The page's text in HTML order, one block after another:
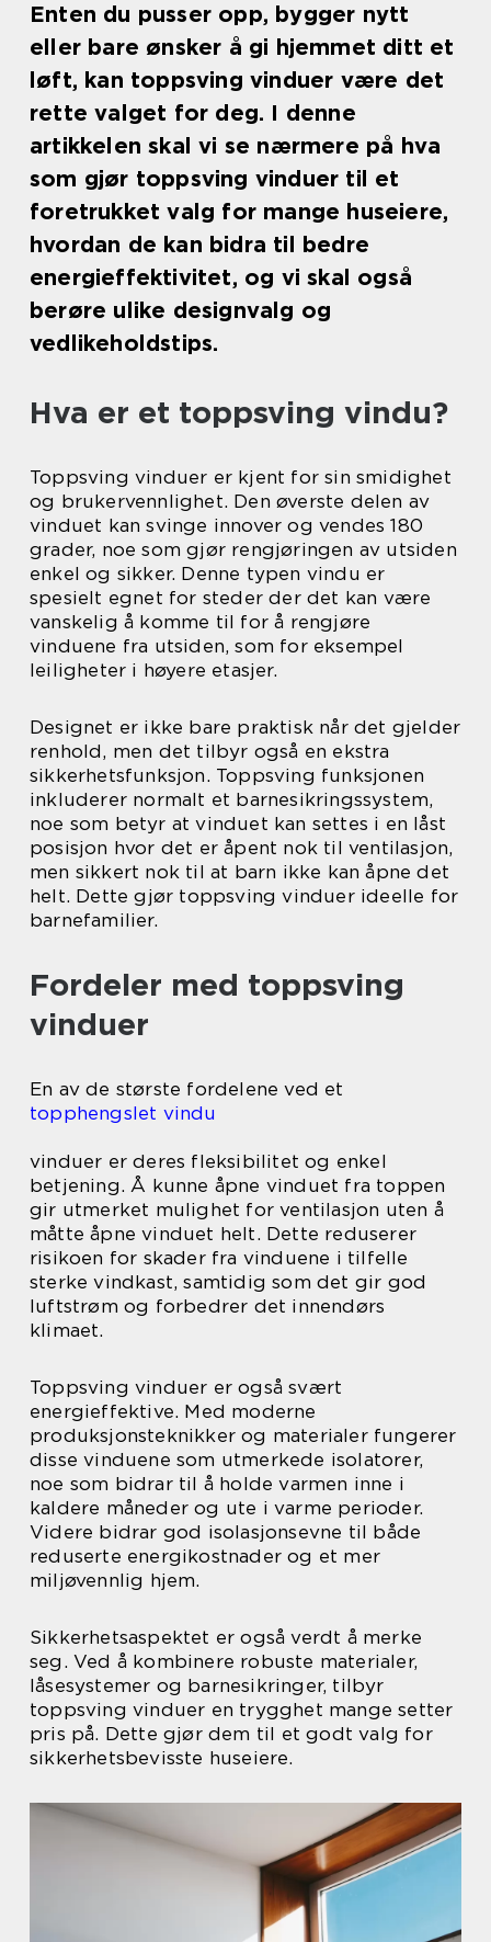
Enten du pusser opp, bygger nytt
eller bare ønsker å gi hjemmet ditt et
løft, kan toppsving vinduer være det
rette valget for deg. I denne
artikkelen skal vi se nærmere på hva
som gjør toppsving vinduer til et
foretrukket valg for mange huseiere,
hvordan de kan bidra til bedre
energieffektivitet, og vi skal også
berøre ulike designvalg og
vedlikeholdstips.
Hva er et toppsving vindu?
Toppsving vinduer er kjent for sin smidighet
og brukervennlighet. Den øverste delen av
vinduet kan svinge innover og vendes 180
grader, noe som gjør rengjøringen av utsiden
enkel og sikker. Denne typen vindu er
spesielt egnet for steder der det kan være
vanskelig å komme til for å rengjøre
vinduene fra utsiden, som for eksempel
leiligheter i høyere etasjer.
Designet er ikke bare praktisk når det gjelder
renhold, men det tilbyr også en ekstra
sikkerhetsfunksjon. Toppsving funksjonen
inkluderer normalt et barnesikringssystem,
noe som betyr at vinduet kan settes i en låst
posisjon hvor det er åpent nok til ventilasjon,
men sikkert nok til at barn ikke kan åpne det
helt. Dette gjør toppsving vinduer ideelle for
barnefamilier.
Fordeler med toppsving
vinduer
En av de største fordelene ved et
topphengslet vindu
vinduer er deres fleksibilitet og enkel
betjening. Å kunne åpne vinduet fra toppen
gir utmerket mulighet for ventilasjon uten å
måtte åpne vinduet helt. Dette reduserer
risikoen for skader fra vinduene i tilfelle
sterke vindkast, samtidig som det gir god
luftstrøm og forbedrer det innendørs
klimaet.
Toppsving vinduer er også svært
energieffektive. Med moderne
produksjonsteknikker og materialer fungerer
disse vinduene som utmerkede isolatorer,
noe som bidrar til å holde varmen inne i
kaldere måneder og ute i varme perioder.
Videre bidrar god isolasjonsevne til både
reduserte energikostnader og et mer
miljøvennlig hjem.
Sikkerhetsaspektet er også verdt å merke
seg. Ved å kombinere robuste materialer,
låsesystemer og barnesikringer, tilbyr
toppsving vinduer en trygghet mange setter
pris på. Dette gjør dem til et godt valg for
sikkerhetsbevisste huseiere.